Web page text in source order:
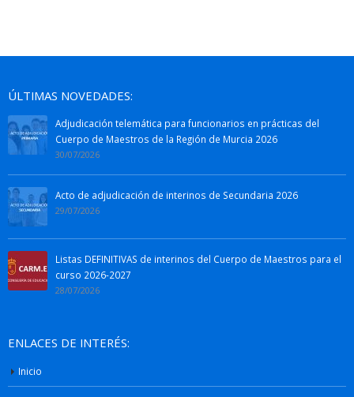
ÚLTIMAS NOVEDADES:
Adjudicación telemática para funcionarios en prácticas del
Cuerpo de Maestros de la Región de Murcia 2026
30/07/2026
Acto de adjudicación de interinos de Secundaria 2026
29/07/2026
Listas DEFINITIVAS de interinos del Cuerpo de Maestros para el
curso 2026-2027
28/07/2026
ENLACES DE INTERÉS:
Inicio